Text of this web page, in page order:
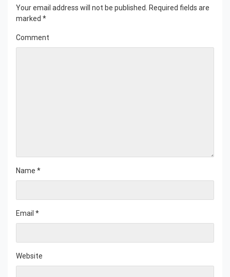
Your email address will not be published.
Required fields are
marked *
Comment
Name *
Email *
Website